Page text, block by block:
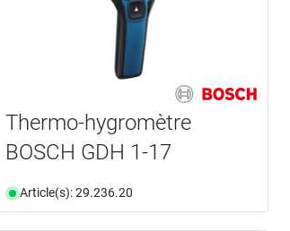
Thermo-hygromètre
BOSCH GDH 1-17
Article(s): 29.236.20